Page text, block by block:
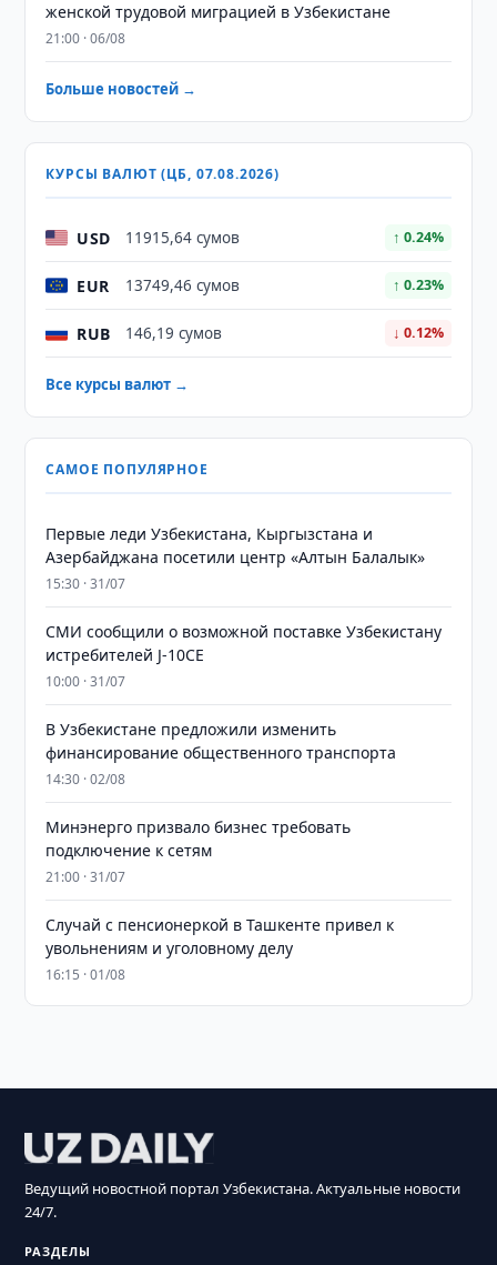
женской трудовой миграцией в Узбекистане
21:00 · 06/08
Больше новостей →
КУРСЫ ВАЛЮТ (ЦБ, 07.08.2026)
USD 11915,64 сумов ↑ 0.24%
EUR 13749,46 сумов ↑ 0.23%
RUB 146,19 сумов ↓ 0.12%
Все курсы валют →
САМОЕ ПОПУЛЯРНОЕ
Первые леди Узбекистана, Кыргызстана и
Азербайджана посетили центр «Алтын Балалык»
15:30 · 31/07
СМИ сообщили о возможной поставке Узбекистану
истребителей J-10CE
10:00 · 31/07
В Узбекистане предложили изменить
финансирование общественного транспорта
14:30 · 02/08
Минэнерго призвало бизнес требовать
подключение к сетям
21:00 · 31/07
Случай с пенсионеркой в Ташкенте привел к
увольнениям и уголовному делу
16:15 · 01/08
Ведущий новостной портал Узбекистана. Актуальные новости
24/7.
РАЗДЕЛЫ